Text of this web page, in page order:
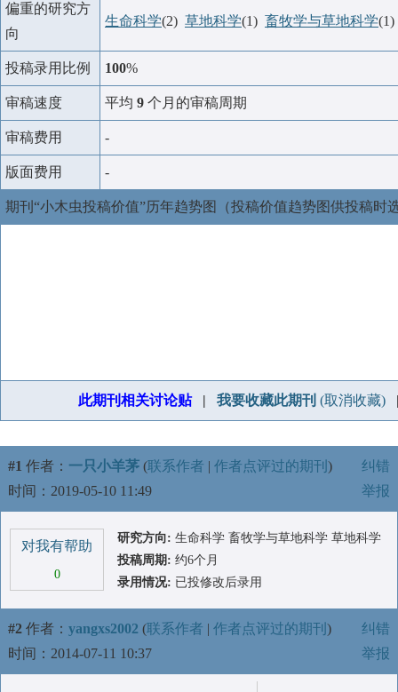
偏重的研究方
向
生命科学(2) 草地科学(1) 畜牧学与草地科学
投稿录用比例 100%
审稿速度 平均 9 个月的审稿周期
审稿费用 -
版面费用 -
期刊“小木虫投稿价值”历年趋势图（投稿价值趋势图供投稿时
此期刊相关讨论贴| 我要收藏此期刊 (取消收藏)
#1 作者： 一只小羊茅 (联系作者 | 作者点评过的期刊 )
时间：2019-05-10 11:49
纠错
举报
对我有帮助
0
研究方向: 生命科学 畜牧学与草地科学 草地科学
投稿周期: 约6个月
录用情况: 已投修改后录用
#2 作者： yangxs2002 (联系作者 | 作者点评过的期刊 )
时间：2014-07-11 10:37
纠错
举报